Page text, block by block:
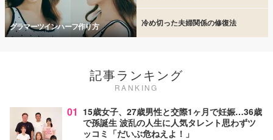
グラマーツインハーフ作り方 冷め切った夫婦関係の修復法
記事ランキング
RANKING
01 15歳女子、27歳男性と交際1ヶ月で妊娠…36歳
で孫誕生 波乱の人生に人気タレント思わずツ
ッコミ「だいぶ危ねえよ！」